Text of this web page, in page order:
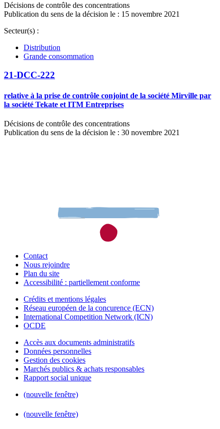
Décisions de contrôle des concentrations
Publication du sens de la décision le : 15 novembre 2021
Secteur(s) :
Distribution
Grande consommation
21-DCC-222
relative à la prise de contrôle conjoint de la société Mirville par
la société Tekate et ITM Entreprises
Décisions de contrôle des concentrations
Publication du sens de la décision le : 30 novembre 2021
Contact
Nous rejoindre
Plan du site
Accessibilité : partiellement conforme
Crédits et mentions légales
Réseau européen de la concurence (ECN)
International Competition Network (ICN)
OCDE
Accès aux documents administratifs
Données personnelles
Gestion des cookies
Marchés publics & achats responsables
Rapport social unique
(nouvelle fenêtre)
(nouvelle fenêtre)